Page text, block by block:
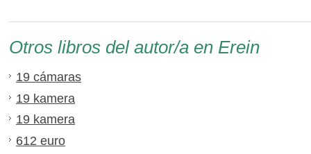
Otros libros del autor/a en Erein
19 cámaras
19 kamera
19 kamera
612 euro